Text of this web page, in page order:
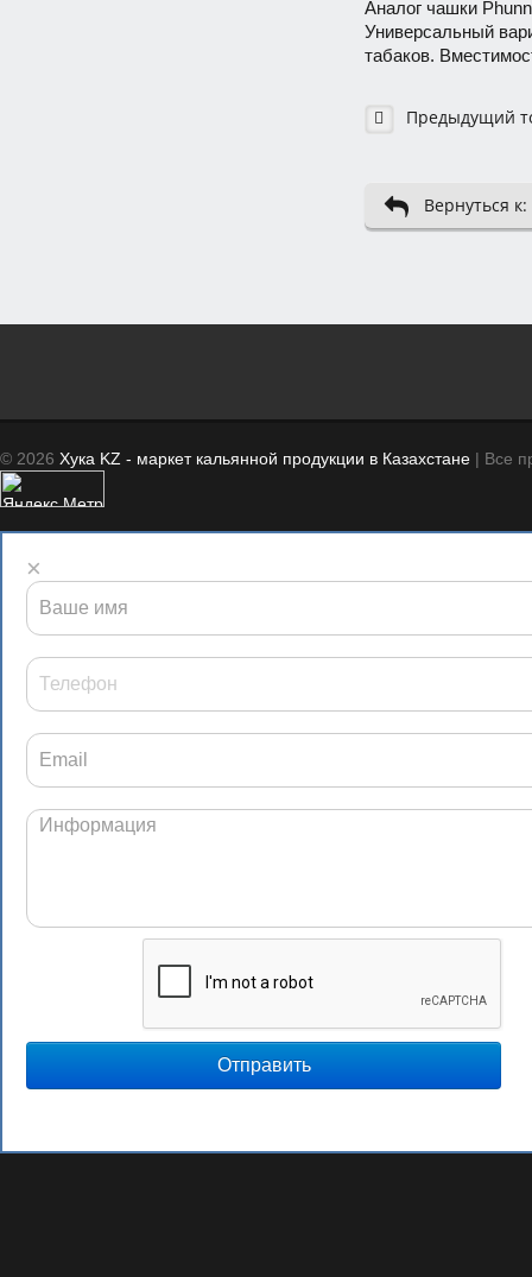
Аналог чашки
Универсальный
табаков.
Предыдущий
Вернуться
© 2026 Хука KZ - маркет кальянной продукции в Казахстане | Все
×
Отправить